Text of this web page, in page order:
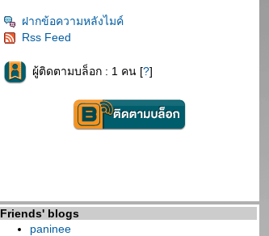
ฝากข้อความหลังไมค์
Rss Feed
ผู้ติดตามบล็อก : 1 คน [?]
Friends' blogs
paninee